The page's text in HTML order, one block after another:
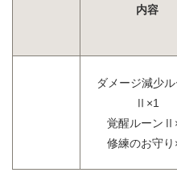
内容
ダメージ減少
Ⅱ×1
覚醒ルーン
修練のお守り